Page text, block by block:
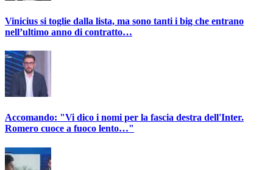
Vinicius si toglie dalla lista, ma sono tanti i big che entrano
nell’ultimo anno di contratto…
Accomando: "Vi dico i nomi per la fascia destra dell'Inter.
Romero cuoce a fuoco lento…"